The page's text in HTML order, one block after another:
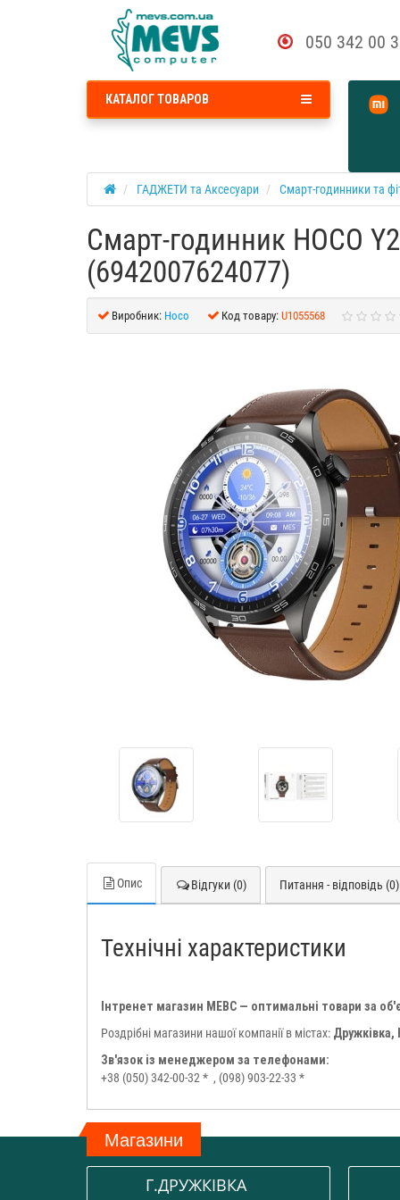
050 342 00
КАТАЛОГ ТОВАРОВ
ГАДЖЕТИ та Аксесуари Смарт-годинники та
Смарт-годинник HOCO
(6942007624077)
Виробник: Hoco Код товару: U1055568
Опис Відгуки (0) Питання - відповідь (0)
Технічні характеристики
Інтренет магазин МЕВС — оптимальні товари за
Роздрібні магазини нашої компанії в містах:
Зв'язок із менеджером за телефонами:
+38 (050) 342-00-32 * , (098) 903-22-33 *
Магазини
Г.ДРУЖКІВКА